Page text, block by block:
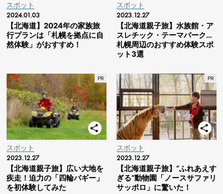
スポット
2024.01.03
【北海道】2024年の家族旅
行プランは「札幌を拠点に自
然体験」がおすすめ！
スポット
2023.12.27
【北海道親子旅】水族館・ア
スレチック・テーマパーク…
札幌周辺のおすすめ体験スポ
ット3選
スポット
2023.12.27
【北海道親子旅】広い大地を
疾走！迫力の「四輪バギー」
を初体験してみた
スポット
2023.12.27
【北海道親子旅】“ふれあえす
ぎる”動物園「ノースサファリ
サッポロ」に驚いた！